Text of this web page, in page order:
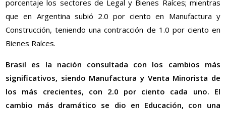
porcentaje los sectores de Legal y Bienes Raíces; mientras
que en Argentina subió 2.0 por ciento en Manufactura y
Construcción, teniendo una contracción de 1.0 por ciento en
Bienes Raíces.
Brasil es la nación consultada con los cambios más
significativos, siendo Manufactura y Venta Minorista de
los más crecientes, con 2.0 por ciento cada uno. El
cambio más dramático se dio en Educación, con una